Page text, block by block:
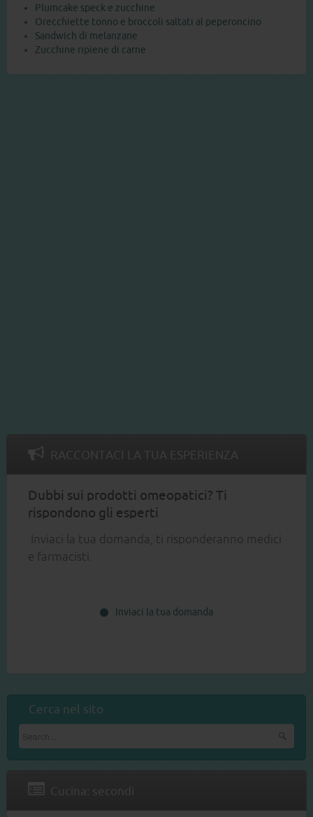
Plumcake speck e zucchine
Orecchiette tonno e broccoli saltati al peperoncino
Sandwich di melanzane
Zucchine ripiene di carne
RACCONTACI LA TUA ESPERIENZA
Dubbi sui prodotti omeopatici? Ti
rispondono gli esperti
Inviaci la tua domanda, ti risponderanno medici
e farmacisti.
Inviaci la tua domanda
Cerca nel sito
Cucina: secondi